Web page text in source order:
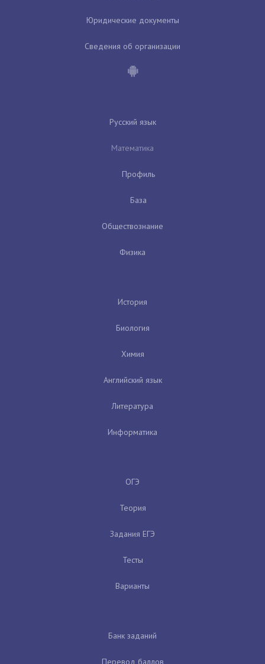
Юридические документы
Сведения об организации
Русский язык
Математика
Профиль
База
Обществознание
Физика
История
Биология
Химия
Английский язык
Литература
Информатика
ОГЭ
Теория
Задания ЕГЭ
Тесты
Варианты
Банк заданий
Перевод баллов